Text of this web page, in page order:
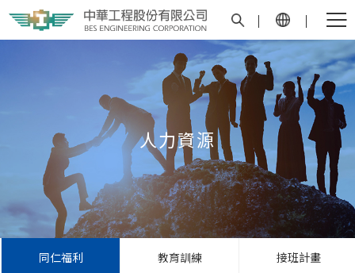
人力資源
同仁福利 教育訓練 接班計畫